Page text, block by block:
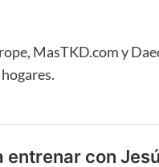
MasTKD.com y